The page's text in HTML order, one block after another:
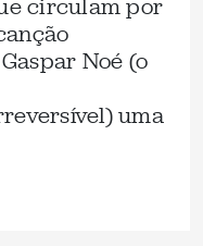
circulam por
Noé (o
uma